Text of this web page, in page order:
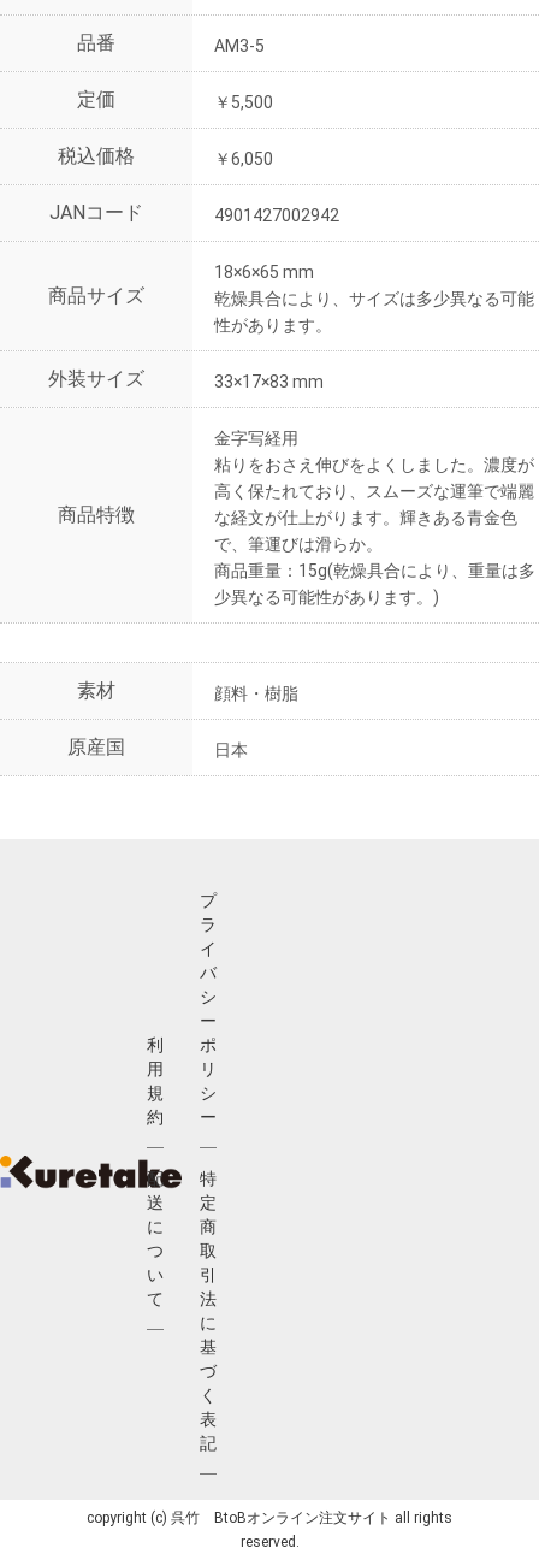
品番 AM3-5
定価 ￥5,500
税込価格 ￥6,050
JANコード 4901427002942
商品サイズ
18×6×65 mm
乾燥具合により、サイズは多少異なる可能
性があります。
外装サイズ 33×17×83 mm
商品特徴
金字写経用
粘りをおさえ伸びをよくしました。濃度が
高く保たれており、スムーズな運筆で端麗
な経文が仕上がります。輝きある青金色
で、筆運びは滑らか。
商品重量：15g(乾燥具合により、重量は多
少異なる可能性があります。)
素材 顔料・樹脂
原産国 日本
利
用
規
約
配
送
に
つ
い
て
プ
ラ
イ
バ
シ
ー
ポ
リ
シ
ー
特
定
商
取
引
法
に
基
づ
く
表
記
copyright (c) 呉竹 BtoBオンライン注文サイト all rights
reserved.